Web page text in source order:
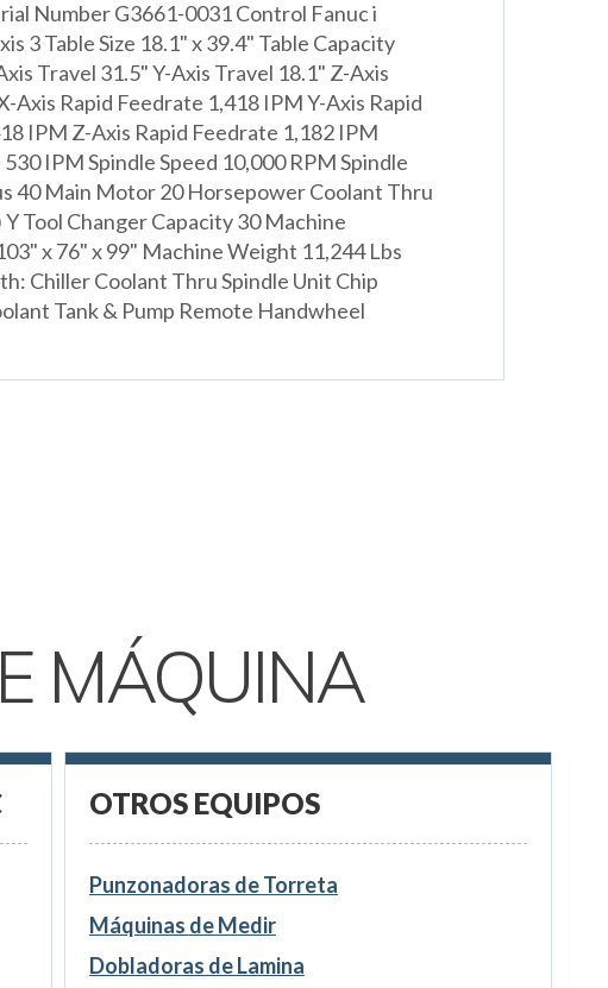
Number G3661-0031 Control Fanuc i
3 Table Size 18.1" x 39.4" Table Capacity
Travel 31.5" Y-Axis Travel 18.1" Z-Axis
Axis Rapid Feedrate 1,418 IPM Y-Axis Rapid
IPM Z-Axis Rapid Feedrate 1,182 IPM
IPM Spindle Speed 10,000 RPM Spindle
40 Main Motor 20 Horsepower Coolant Thru
Y Tool Changer Capacity 30 Machine
x 76" x 99" Machine Weight 11,244 Lbs
Chiller Coolant Thru Spindle Unit Chip
Tank & Pump Remote Handwheel
MÁQUINA
OTROS EQUIPOS
Punzonadoras de Torreta
Máquinas de Medir
Dobladoras de Lamina